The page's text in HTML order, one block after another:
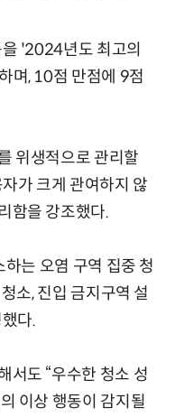
'2024년도 최고의
며, 10점 만점에 9점
위생적으로 관리할
가 크게 관여하지 않
함을 강조했다.
는 오염 구역 집중 청
소, 진입 금지구역 설
다.
서도 “우수한 청소 성
이상 행동이 감지될